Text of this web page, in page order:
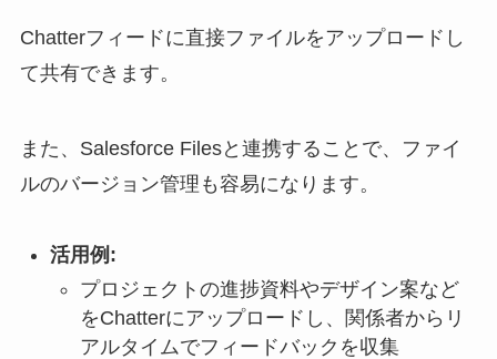
Chatterフィードに直接ファイルをアップロードし
て共有できます。
また、Salesforce Filesと連携することで、ファイ
ルのバージョン管理も容易になります。
活用例:
プロジェクトの進捗資料やデザイン案など
をChatterにアップロードし、関係者からリ
アルタイムでフィードバックを収集